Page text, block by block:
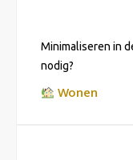
Minimaliseren in
nodig?
Wonen